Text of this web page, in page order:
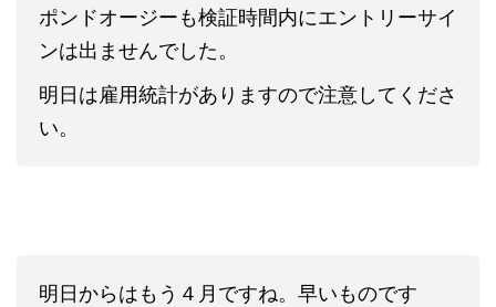
ポンドオージーも検証時間内にエントリーサイ
ンは出ませんでした。
明日は雇用統計がありますので注意してくださ
い。
明日からはもう４月ですね。早いものです